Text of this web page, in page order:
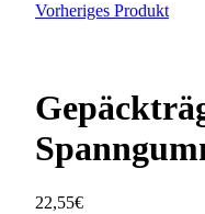
Vorheriges Produkt
22,55€